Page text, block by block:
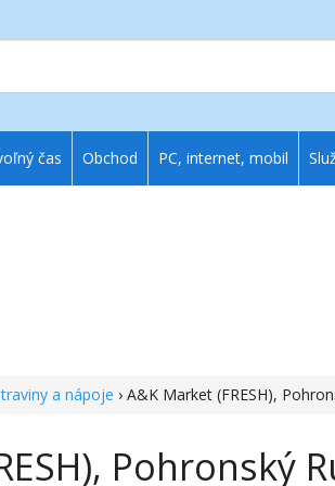
a nápoje › A&K Market (FRESH),
Pohronský
čas Obchod PC, internet, mobil